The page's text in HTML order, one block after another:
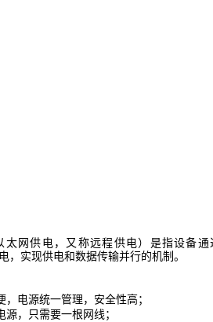
太网供电，又称远程供电）是指设备
，实现供电和数据传输并行的机制。
电源统一管理，安全性高；
，只需要一根网线；